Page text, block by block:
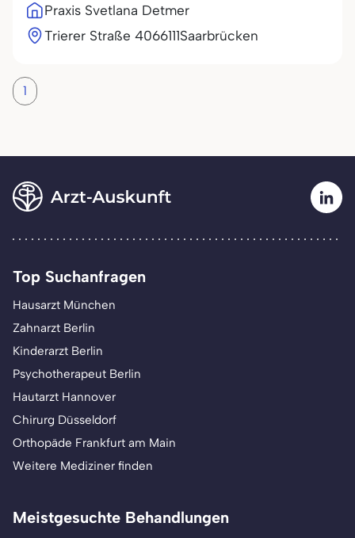
Praxis Svetlana Detmer
Trierer Straße 4066111Saarbrücken
1
Top Suchanfragen
Hausarzt München
Zahnarzt Berlin
Kinderarzt Berlin
Psychotherapeut Berlin
Hautarzt Hannover
Chirurg Düsseldorf
Orthopäde Frankfurt am Main
Weitere Mediziner finden
Meistgesuchte Behandlungen